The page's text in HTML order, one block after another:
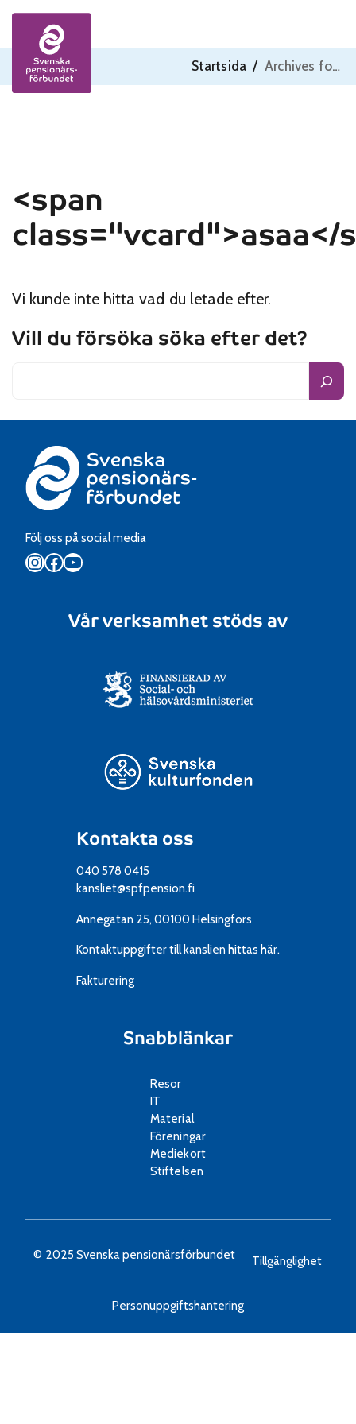
Startsida / Archives for asaa
Skip to content
<span
class="vcard">asaa</
Vi kunde inte hitta vad du letade efter.
Vill du försöka söka efter det?
Följ oss på social media
Instagram
Facebook
YouTube
Kontakta oss
040 578 0415
kansliet@spfpension.fi
Annegatan 25, 00100 Helsingfors
Kontaktuppgifter till kanslien hittas här.
Fakturering
Snabblänkar
Resor
IT
Material
Föreningar
Mediekort
Stiftelsen
Vår verksamhet stöds av
© 2025 Svenska pensionärsförbundet Tillgänglighet
Personuppgiftshantering